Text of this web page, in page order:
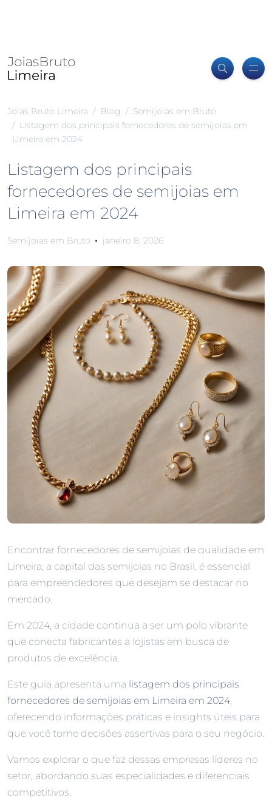
Joias Bruto Limeira Blog
Semijoias em Bruto
Listagem dos principais fornecedores de semijoias em
Limeira em 2024
Listagem dos principais
fornecedores de semijoias em
Limeira em 2024
Semijoias em Bruto janeiro 8, 2026
Encontrar fornecedores de semijoias de qualidade em
Limeira, a capital das semijoias no Brasil, é essencial
para empreendedores que desejam se destacar no
mercado.
Em 2024, a cidade continua a ser um polo vibrante
que conecta fabricantes a lojistas em busca de
produtos de excelência.
Este guia apresenta uma listagem dos principais
fornecedores de semijoias em Limeira em 2024,
oferecendo informações práticas e insights úteis para
que você tome decisões assertivas para o seu negócio.
Vamos explorar o que faz dessas empresas líderes no
setor, abordando suas especialidades e diferenciais
competitivos.